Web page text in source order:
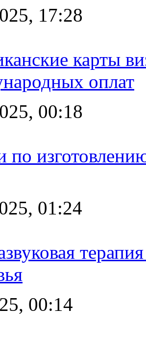
17:28
карты
оплат
00:18
по
01:24
00:14